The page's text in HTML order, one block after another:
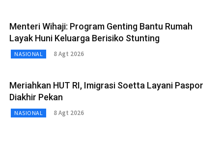
Menteri Wihaji: Program Genting Bantu Rumah
Layak Huni Keluarga Berisiko Stunting
NASIONAL 8 Agt 2026
Meriahkan HUT RI, Imigrasi Soetta Layani Paspor
Diakhir Pekan
NASIONAL 8 Agt 2026